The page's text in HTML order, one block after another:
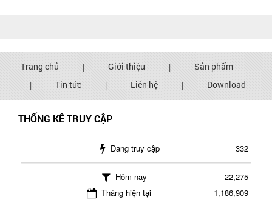
Trang chủ | Giới thiệu |
Sản phẩm
|
Tin tức | Liên hệ | Download
THỐNG KÊ TRUY CẬP
Đang truy cập 332
Hôm nay
22,275
Tháng hiện tại
1,186,909